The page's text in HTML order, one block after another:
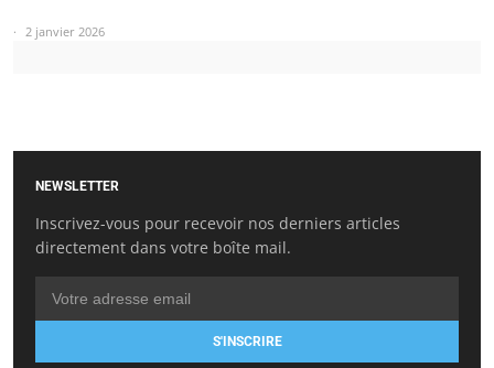
2 janvier 2026
NEWSLETTER
Inscrivez-vous pour recevoir nos derniers articles
directement dans votre boîte mail.
S'INSCRIRE